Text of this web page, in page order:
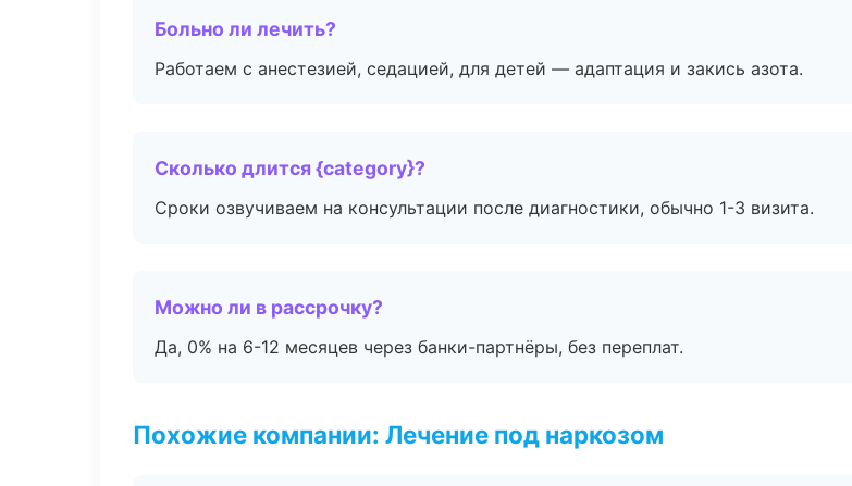
Больно ли лечить?
Работаем с анестезией, седацией, для детей — адаптация и закись азота.
Сколько длится {category}?
Сроки озвучиваем на консультации после диагностики, обычно 1-3 визита.
Можно ли в рассрочку?
Да, 0% на 6-12 месяцев через банки-партнёры, без переплат.
Похожие компании: Лечение под наркозом